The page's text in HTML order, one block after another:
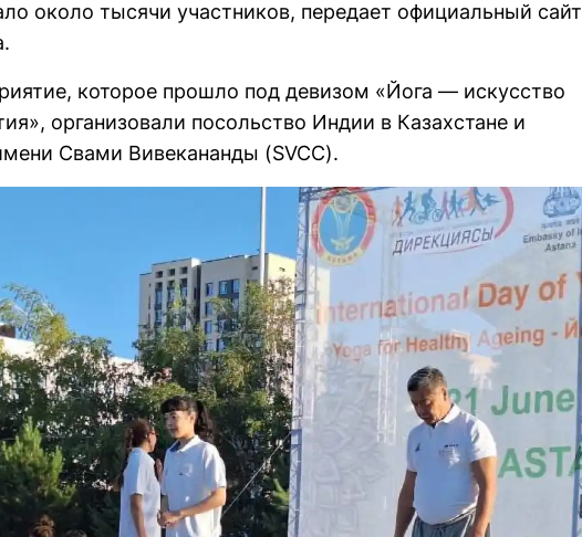
около тысячи участников, передает официальный сайт
которое прошло под девизом «Йога — искусство
организовали посольство Индии в Казахстане и
Свами Вивекананды (SVCC).